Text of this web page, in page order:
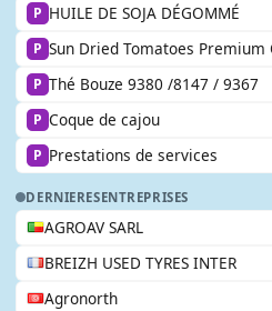
P HUILE DE SOJA DÉGOMMÉ
P Sun Dried Tomatoes Premium
P Thé Bouze 9380 /8147 / 9367
P Coque de cajou
P Prestations de services
DERNIERESENTREPRISES
AGROAV SARL
BREIZH USED TYRES INTER
Agronorth